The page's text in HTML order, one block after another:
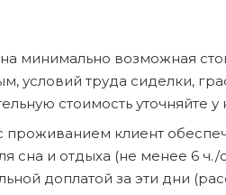
минимально возможная
условий труда сиделки,
стоимость уточняйте
проживанием клиент
сна и отдыха (не менее 6
доплатой за эти дни